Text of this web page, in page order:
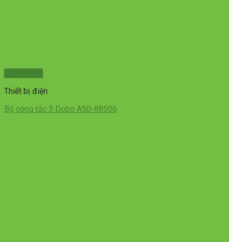
Thiết bị điện
Bộ công tắc 3 Dobo A50-88506